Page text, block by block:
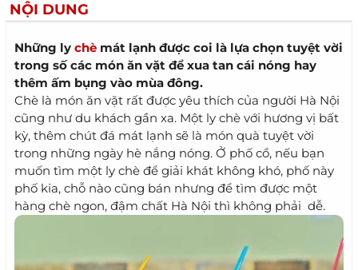
NỘI DUNG
Những ly chè mát lạnh được coi là lựa chọn tuyệt vời
trong số các món ăn vặt để xua tan cái nóng hay
thêm ấm bụng vào mùa đông.
Chè là món ăn vặt rất được yêu thích của người Hà Nội
cũng như du khách gần xa. Một ly chè với hương vị bất
kỳ, thêm chút đá mát lạnh sẽ là món quà tuyệt vời
trong những ngày hè nắng nóng. Ở phố cổ, nếu bạn
muốn tìm một ly chè để giải khát không khó, phố này
phố kia, chỗ nào cũng bán nhưng để tìm được một
hàng chè ngon, đậm chất Hà Nội thì không phải dễ.